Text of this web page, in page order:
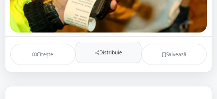
Citește Distribuie Salvează